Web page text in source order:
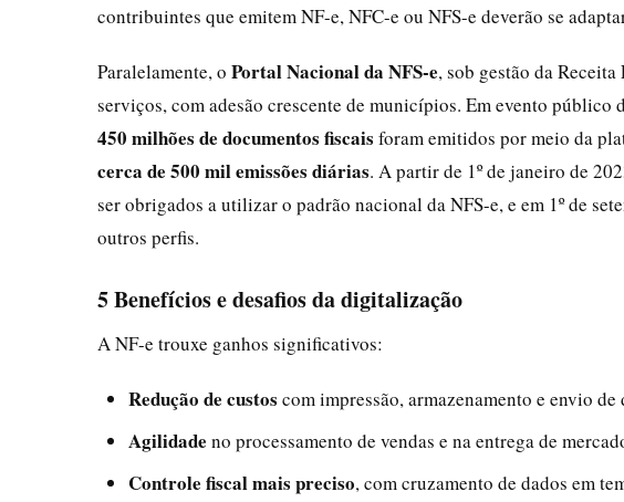
contribuintes que emitem NF-e, NFC-e ou NFS-e deverão se
Paralelamente, o Portal Nacional da NFS-e, sob gestão da
serviços, com adesão crescente de municípios. Em evento público
450 milhões de documentos fiscais foram emitidos por meio da
cerca de 500 mil emissões diárias. A partir de 1º de janeiro de
ser obrigados a utilizar o padrão nacional da NFS-e, e em 1º de
outros perfis.
5 Benefícios e desafios da digitalização
A NF-e trouxe ganhos significativos:
Redução de custos com impressão, armazenamento e envio de
Agilidade no processamento de vendas e na entrega de
Controle fiscal mais preciso, com cruzamento de dados em